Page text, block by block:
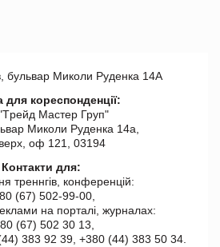
бульвар Миколи Руденка 14А
для кореспонденції:
Мастер Груп"
Миколи Руденка 14а,
оф 121, 03194
Контакти для:
треннгів, конференцій:
(67) 502-99-00,
на порталі, журналах:
(67) 502 30 13,
383 92 39, +380 (44) 383 50 34.